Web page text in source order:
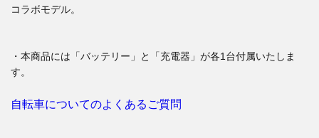
コラボモデル。
・本商品には「バッテリー」と「充電器」が各1台付属いたしま
す。
自転車についてのよくあるご質問